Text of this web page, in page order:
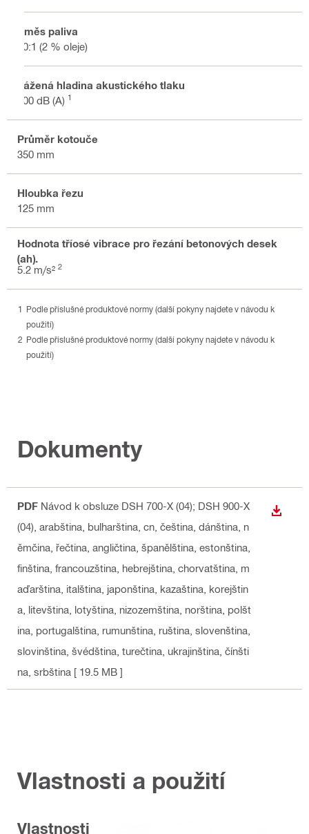
Směs paliva
50:1 (2 % oleje)
Vážená hladina akustického tlaku
100 dB (A) 1
Průměr kotouče
350 mm
Hloubka řezu
125 mm
Hodnota tříosé vibrace pro řezání betonových desek
(ah).
5.2 m/s² 2
Podle příslušné produktové normy (další pokyny najdete v návodu k
použití)
Podle příslušné produktové normy (další pokyny najdete v návodu k
použití)
Dokumenty
PDF Návod k obsluze DSH 700-X (04); DSH 900-X
(04) , arabština, bulharština, cn, čeština, dánština, n
ěmčina, řečtina, angličtina, španělština, estonština,
finština, francouzština, hebrejština, chorvatština, m
aďarština, italština, japonština, kazaština, korejštin
a, litevština, lotyština, nizozemština, norština, polšt
ina, portugalština, rumunština, ruština, slovenština,
slovinština, švédština, turečtina, ukrajinština, čínšti
na, srbština [ 19.5 MB ]
Vlastnosti a použití
Vlastnosti